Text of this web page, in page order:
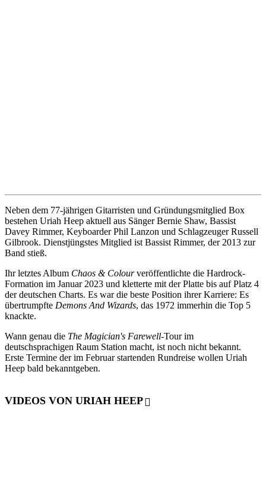
Neben dem 77-jährigen Gitarristen und Gründungsmitglied Box
bestehen Uriah Heep aktuell aus Sänger Bernie Shaw, Bassist
Davey Rimmer, Keyboarder Phil Lanzon und Schlagzeuger Russell
Gilbrook. Dienstjüngstes Mitglied ist Bassist Rimmer, der 2013 zur
Band stieß.
Ihr letztes Album Chaos & Colourveröffentlichte die Hardrock-
Formation im Januar 2023 und kletterte mit der Platte bis auf Platz 4
der deutschen Charts. Es war die beste Position ihrer Karriere: Es
übertrumpfte Demons And Wizards, das 1972 immerhin die Top 5
knackte.
Wann genau die The Magician's Farewell-Tour im
deutschsprachigen Raum Station macht, ist noch nicht bekannt.
Erste Termine der im Februar startenden Rundreise wollen Uriah
Heep bald bekanntgeben.
VIDEOS VON URIAH HEEP